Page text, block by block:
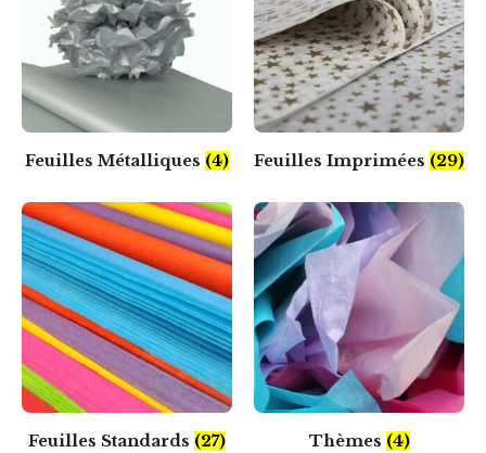
Feuilles Métalliques (4) Feuilles Imprimées (29)
Feuilles Standards (27) Thèmes (4)